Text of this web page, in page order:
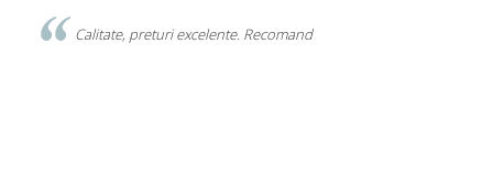
Calitate, preturi excelente. Recomand